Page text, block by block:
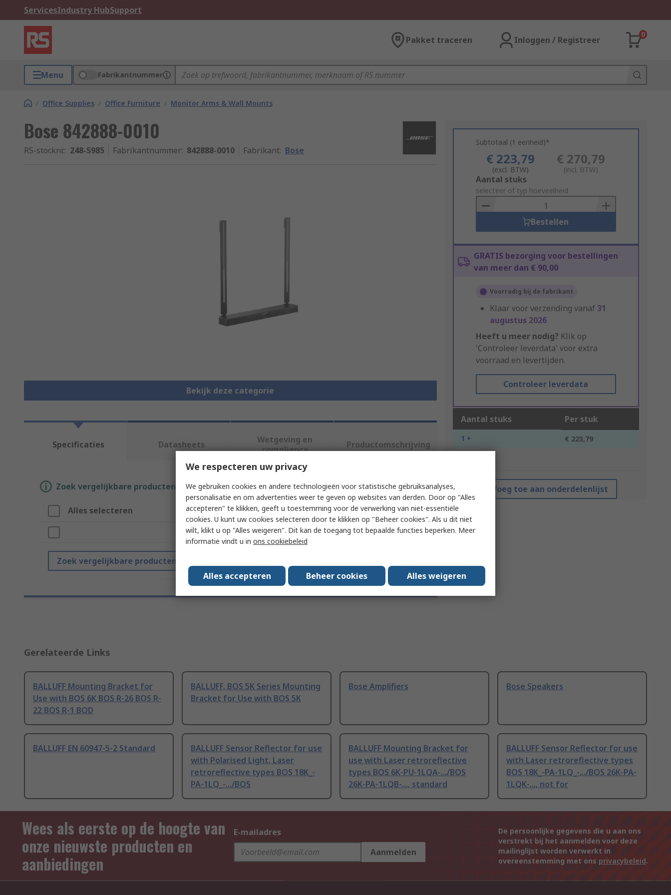
ServicesIndustry HubSupport
Pakket traceren Inloggen / Registreer
0
Menu Fabrikantnummer
/ Office Supplies / Office Furniture / Monitor Arms & Wall Mounts
Bose 842888-0010
RS-stocknr.: 248-5985 Fabrikantnummer: 842888-0010 Fabrikant: Bose
Bekijk deze categorie
Subtotaal (1 eenheid)*
€ 223,79
(excl. BTW)
€ 270,79
(incl. BTW)
Add
to
Basket
Aantal stuks
selecteer of typ hoeveelheid
Bestellen
GRATIS bezorging voor bestellingen
van meer dan € 90,00
Voorradig bij de fabrikant
Klaar voor verzending vanaf31
augustus 2026
Heeft u meer nodig? Klik op
'Controleer leverdata' voor extra
voorraad en levertijden.
Controleer leverdata
Aantal stuks Per stuk
1 + € 223,79
Voeg toe aan onderdelenlijst
Specificaties Datasheets
Wetgeving en
compliance
Productomschrijving
Zoek vergelijkbare producten door een of meer kenmerken te selecteren.
Alles selecteren Attribuut Waarde
Merk Bose
Zoek vergelijkbare producten
Gerelateerde Links
BALLUFF Mounting Bracket for
Use with BOS 6K BOS R-26 BOS R-
22 BOS R-1 BOD
BALLUFF, BOS 5K Series Mounting
Bracket for Use with BOS 5K
Bose Amplifiers Bose Speakers
BALLUFF EN 60947-5-2 Standard
BALLUFF Sensor Reflector for use
with Polarised Light, Laser
retroreflective types BOS 18K_-
PA-1LQ_-.../BOS
BALLUFF Mounting Bracket for
use with Laser retroreflective
types BOS 6K-PU-1LQA-.../BOS
26K-PA-1LQB-..., standard
BALLUFF Sensor Reflector for use
with Laser retroreflective types
BOS 18K_-PA-1LQ_-.../BOS 26K-PA-
1LQK-..., not for
Wees als eerste op de hoogte van
onze nieuwste producten en
aanbiedingen
E-mailadres
Aanmelden
De persoonlijke gegevens die u aan ons
verstrekt bij het aanmelden voor deze
mailinglijst worden verwerkt in
overeenstemming met ons privacybeleid.
We respecteren uw privacy
We gebruiken cookies en andere technologieën voor statistische gebruiksanalyses,
personalisatie en om advertenties weer te geven op websites van derden. Door op "Alles
accepteren" te klikken, geeft u toestemming voor de verwerking van niet-essentiële
cookies. U kunt uw cookies selecteren door te klikken op "Beheer cookies". Als u dit niet
wilt, klikt u op "Alles weigeren". Dit kan de toegang tot bepaalde functies beperken. Meer
informatie vindt u in ons cookiebeleid
Alles accepteren Beheer cookies Alles weigeren